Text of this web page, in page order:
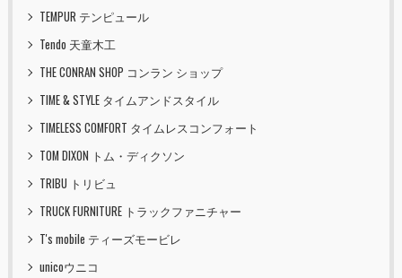
TEMPUR テンピュール
Tendo 天童木工
THE CONRAN SHOP コンラン ショップ
TIME & STYLE タイムアンドスタイル
TIMELESS COMFORT タイムレスコンフォート
TOM DIXON トム・ディクソン
TRIBU トリビュ
TRUCK FURNITURE トラックファニチャー
T's mobile ティーズモービレ
unicoウニコ